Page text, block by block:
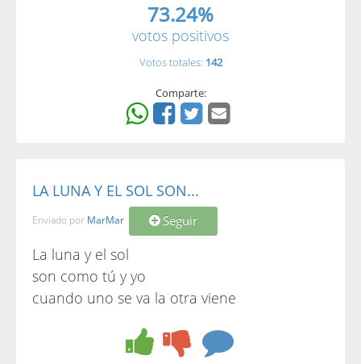
73.24%
votos positivos
Votos totales: 142
Comparte:
LA LUNA Y EL SOL SON...
Enviado por MarMar Seguir
La luna y el sol
son como tú y yo
cuando uno se va la otra viene